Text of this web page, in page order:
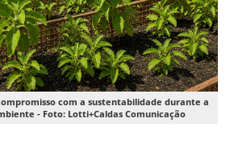
com a sustentabilidade durante a
- Foto: Lotti+Caldas Comunicação